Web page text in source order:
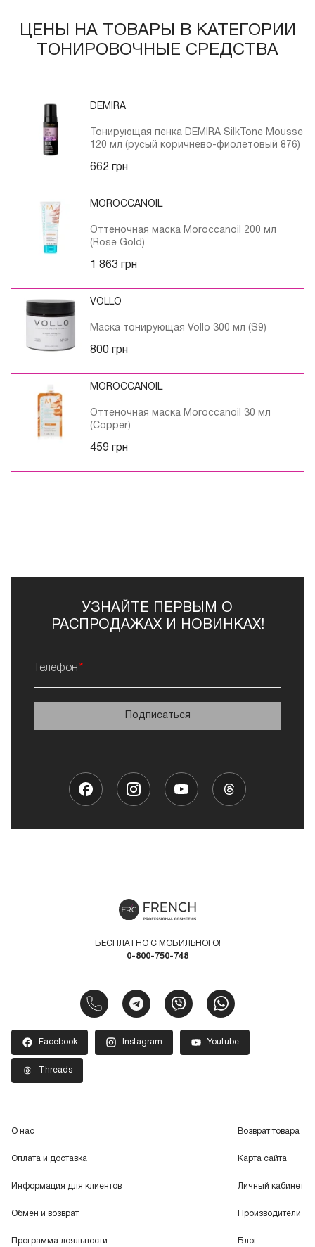
ЦЕНЫ НА ТОВАРЫ В КАТЕГОРИИ
ТОНИРОВОЧНЫЕ СРЕДСТВА
DEMIRA
Тонирующая пенка DEMIRA SilkTone Mousse
120 мл (русый коричнево-фиолетовый 876)
662 грн
MOROCCANOIL
Оттеночная маска Moroccanoil 200 мл
(Rose Gold)
1 863 грн
VOLLO
Маска тонирующая Vollo 300 мл (S9)
800 грн
MOROCCANOIL
Оттеночная маска Moroccanoil 30 мл
(Copper)
459 грн
УЗНАЙТЕ ПЕРВЫМ О
РАСПРОДАЖАХ И НОВИНКАХ!
Телефон
Подписаться
БЕСПЛАТНО С МОБИЛЬНОГО!
0-800-750-748
Facebook Instagram Youtube
Threads
О нас
Оплата и доставка
Информация для клиентов
Обмен и возврат
Программа лояльности
Возврат товара
Карта сайта
Личный кабинет
Производители
Блог